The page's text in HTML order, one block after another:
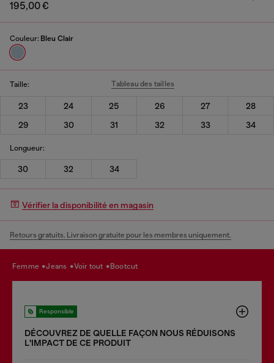
195,00 €
Couleur: Bleu Clair
Taille: Tableau des tailles
23 24 25 26 27
28
29
30 31 32 33 34
Longueur:
30 32 34
Vérifier la disponibilité en magasin
Retours gratuits. Livraison gratuite pour les membres uniquement.
femme jeans voir tout bootcut
Responsible
DÉCOUVREZ DE QUELLE FAÇON NOUS RÉDUISONS
LʹIMPACT DE CE PRODUIT